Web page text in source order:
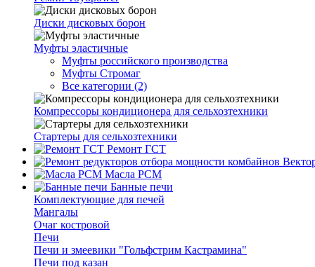
Диски дисковых борон
Муфты эластичные
Муфты российского производства
Муфты Стромаг
Все категории (2)
Компрессоры кондиционера для сельхозтехники
Стартеры для сельхозтехники
Ремонт ГСТ
Масла РСМ
Банные печи
Комплектующие для печей
Мангалы
Очаг костровой
Печи
Печи и змеевики "Гольфстрим Кастрамина"
Печи под казан